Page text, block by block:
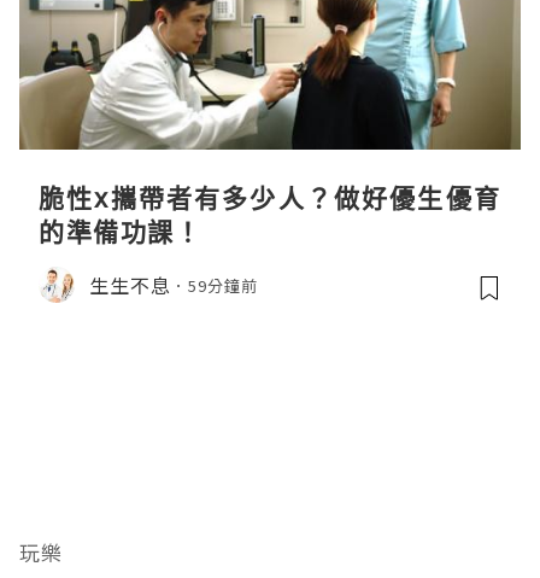
脆性x攜帶者有多少人？做好優生優育
的準備功課！
生生不息 59分鐘前
玩樂